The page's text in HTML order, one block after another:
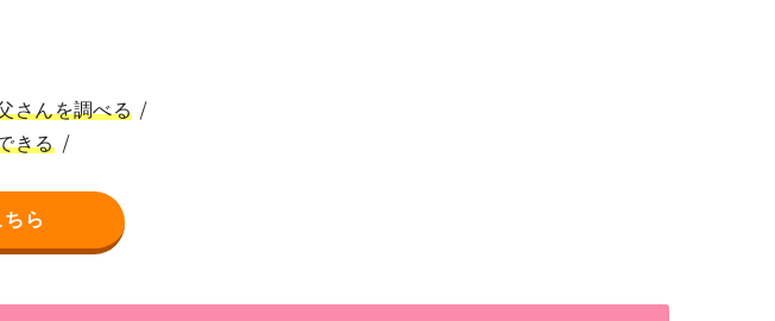
さんを調べる
きる
ちら